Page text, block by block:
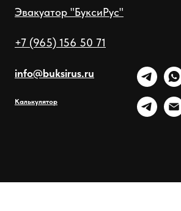
Эвакуатор "БуксиРус"
+7 (965) 156 50 71
info@buksirus.ru
Калькулятор